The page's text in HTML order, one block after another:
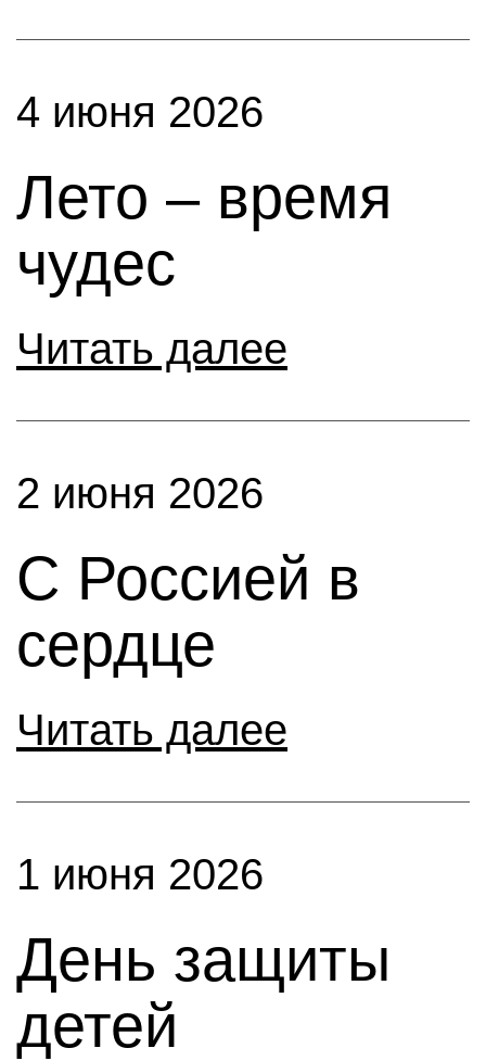
4 июня 2026
Лето – время
чудес
Читать далее
2 июня 2026
С Россией в
сердце
Читать далее
1 июня 2026
День защиты
детей